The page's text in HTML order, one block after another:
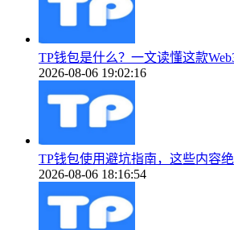
TP钱包是什么？一文读懂这款
2026-08-06 19:02:16
TP钱包使用避坑指南，这些内容
2026-08-06 18:16:54